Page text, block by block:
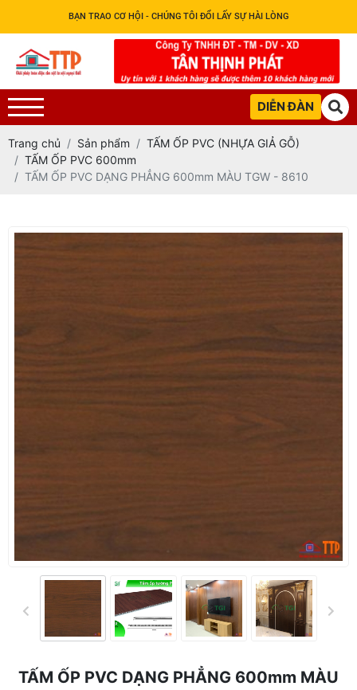
BẠN TRAO CƠ HỘI - CHÚNG TÔI ĐỔI LẤY SỰ HÀI LÒNG
DIỄN ĐÀN
Trang chủ Sản phẩm
TẤM ỐP PVC (NHỰA GIẢ GỖ)
TẤM ỐP PVC 600mm
TẤM ỐP PVC DẠNG PHẲNG 600mm MÀU TGW - 8610
TẤM ỐP PVC DẠNG PHẲNG 600mm MÀU